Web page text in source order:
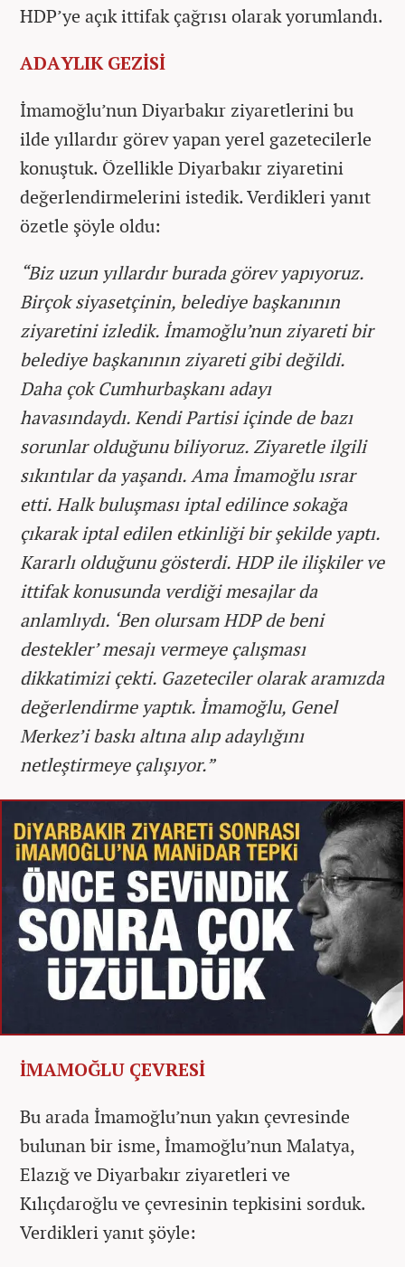
HDP’ye açık ittifak çağrısı olarak yorumlandı.
ADAYLIK GEZİSİ
İmamoğlu’nun Diyarbakır ziyaretlerini bu
ilde yıllardır görev yapan yerel gazetecilerle
konuştuk. Özellikle Diyarbakır ziyaretini
değerlendirmelerini istedik. Verdikleri yanıt
özetle şöyle oldu:
“Biz uzun yıllardır burada görev yapıyoruz.
Birçok siyasetçinin, belediye başkanının
ziyaretini izledik. İmamoğlu’nun ziyareti bir
belediye başkanının ziyareti gibi değildi.
Daha çok Cumhurbaşkanı adayı
havasındaydı. Kendi Partisi içinde de bazı
sorunlar olduğunu biliyoruz. Ziyaretle ilgili
sıkıntılar da yaşandı. Ama İmamoğlu ısrar
etti. Halk buluşması iptal edilince sokağa
çıkarak iptal edilen etkinliği bir şekilde yaptı.
Kararlı olduğunu gösterdi. HDP ile ilişkiler ve
ittifak konusunda verdiği mesajlar da
anlamlıydı. ‘Ben olursam HDP de beni
destekler’ mesajı vermeye çalışması
dikkatimizi çekti. Gazeteciler olarak aramızda
değerlendirme yaptık. İmamoğlu, Genel
Merkez’i baskı altına alıp adaylığını
netleştirmeye çalışıyor.”
İMAMOĞLU ÇEVRESİ
Bu arada İmamoğlu’nun yakın çevresinde
bulunan bir isme, İmamoğlu’nun Malatya,
Elazığ ve Diyarbakır ziyaretleri ve
Kılıçdaroğlu ve çevresinin tepkisini sorduk.
Verdikleri yanıt şöyle: